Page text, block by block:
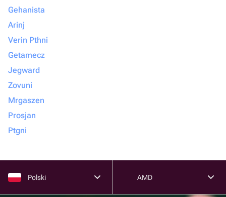
Gehanista
Arinj
Verin Pthni
Getamecz
Jegward
Zovuni
Mrgaszen
Prosjan
Ptgni
Polski AMD